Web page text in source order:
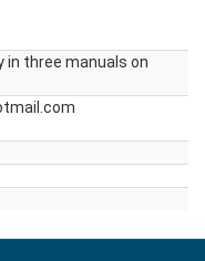
in three manuals on